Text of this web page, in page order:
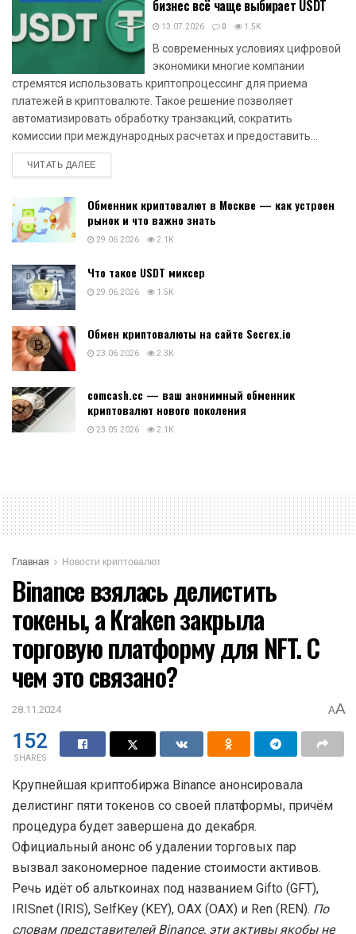
бизнес всё чаще выбирает USDT
13.07.2026 0 1.5K
В современных условиях цифровой
экономики многие компании
стремятся использовать криптопроцессинг для приема
платежей в криптовалюте. Такое решение позволяет
автоматизировать обработку транзакций, сократить
комиссии при международных расчетах и предоставить...
ЧИТАТЬ ДАЛЕЕDETAILS
Обменник криптовалют в Москве — как устроен
рынок и что важно знать
29.06.2026 2.1K
Что такое USDT миксер
29.06.2026 1.5K
Обмен криптовалюты на сайте Secrex.io
23.06.2026 2.3K
comcash.cc — ваш анонимный обменник
криптовалют нового поколения
23.05.2026 2.1K
Главная Новости криптовалют
Binance взялась делистить
токены, а Kraken закрыла
торговую платформу для NFT. С
чем это связано?
28.11.2024 AA
152
SHARES
Крупнейшая криптобиржа Binance анонсировала
делистинг пяти токенов со своей платформы, причём
процедура будет завершена до декабря.
Официальный анонс об удалении торговых пар
вызвал закономерное падение стоимости активов.
Речь идёт об альткоинах под названием Gifto (GFT),
IRISnet (IRIS), SelfKey (KEY), OAX (OAX) и Ren (REN). По
словам представителей Binance, эти активы якобы не